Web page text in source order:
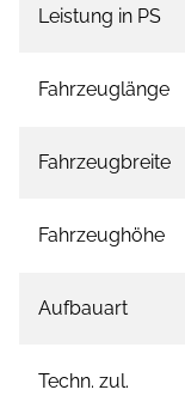
Leistung in PS
Fahrzeuglänge
Fahrzeugbreite
Fahrzeughöhe
Aufbauart
Techn. zul.